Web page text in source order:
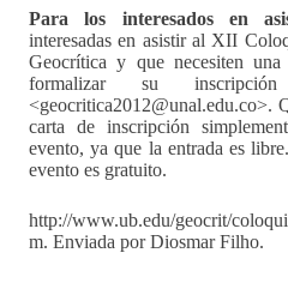
Para los interesados en
interesadas en asistir al XII
Geocrítica y que necesiten
formalizar su
<geocritica2012@unal.edu.co>.
carta de inscripción
evento, ya que la entrada es
evento es gratuito.
http://www.ub.edu/geocrit/
m. Enviada por Diosmar Filho.